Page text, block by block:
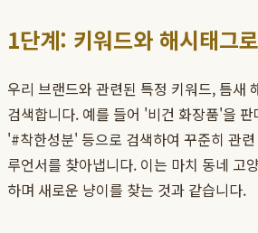
1단계: 키워드와 해시태그
우리 브랜드와 관련된 특정 키워드, 틈새
검색합니다. 예를 들어 '비건 화장품'을
'#착한성분' 등으로 검색하여 꾸준히 관
루언서를 찾아냅니다. 이는 마치 동네 고
하며 새로운 냥이를 찾는 것과 같습니다.